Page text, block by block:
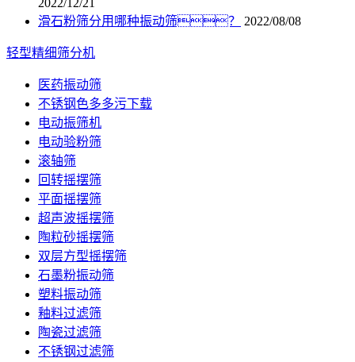
滑石粉筛分用哪种振动筛？
2022/08/08
轻型精细筛分机
医药振动筛
不锈钢色多多污下载
电动振筛机
电动验粉筛
滚轴筛
回转摇摆筛
平面摇摆筛
超声波摇摆筛
陶粒砂摇摆筛
双层方型摇摆筛
石墨粉振动筛
塑料振动筛
釉料过滤筛
陶瓷过滤筛
不锈钢过滤筛